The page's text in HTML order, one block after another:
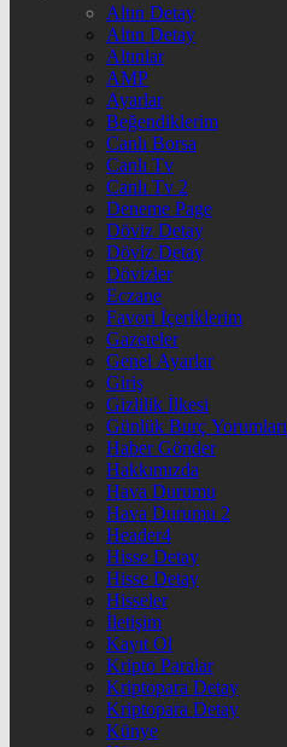
Altın Detay
Altın Detay
Altınlar
AMP
Ayarlar
Beğendiklerim
Canlı Borsa
Canlı Tv
Canlı Tv 2
Deneme Page
Döviz Detay
Döviz Detay
Dövizler
Eczane
Favori İçeriklerim
Gazeteler
Genel Ayarlar
Giriş
Gizlilik İlkesi
Günlük Burç Yorumları
Haber Gönder
Hakkımızda
Hava Durumu
Hava Durumu 2
Header4
Hisse Detay
Hisse Detay
Hisseler
İletişim
Kayıt Ol
Kripto Paralar
Kriptopara Detay
Kriptopara Detay
Künye